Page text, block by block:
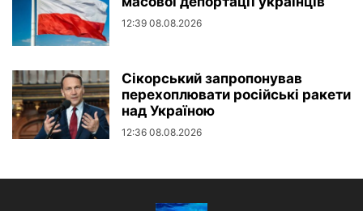
12:39 08.08.2026
Сікорський запропонував
перехоплювати російські ракети
над Україною
12:36 08.08.2026